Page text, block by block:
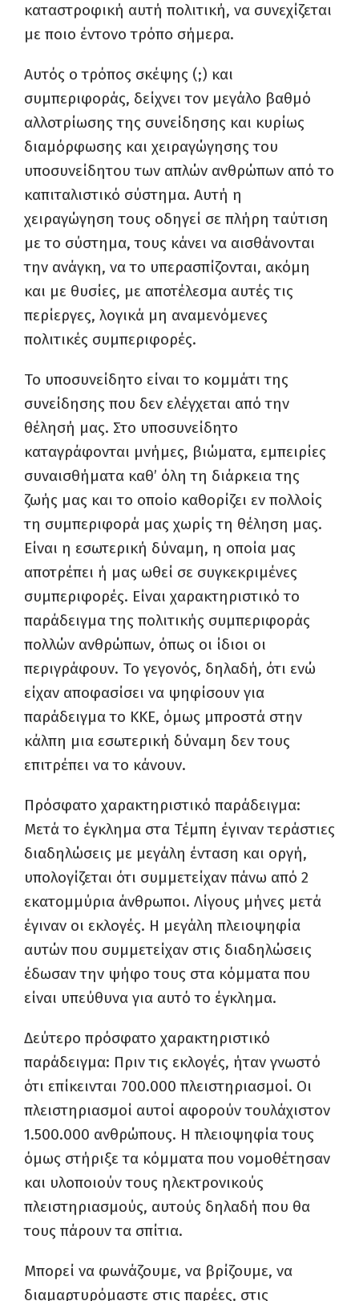
καταστροφική αυτή πολιτική, να συνεχίζεται
με ποιο έντονο τρόπο σήμερα.
Αυτός ο τρόπος σκέψης (;) και
συμπεριφοράς, δείχνει τον μεγάλο βαθμό
αλλοτρίωσης της συνείδησης και κυρίως
διαμόρφωσης και χειραγώγησης του
υποσυνείδητου των απλών ανθρώπων από το
καπιταλιστικό σύστημα. Αυτή η
χειραγώγηση τους οδηγεί σε πλήρη ταύτιση
με το σύστημα, τους κάνει να αισθάνονται
την ανάγκη, να το υπερασπίζονται, ακόμη
και με θυσίες, με αποτέλεσμα αυτές τις
περίεργες, λογικά μη αναμενόμενες
πολιτικές συμπεριφορές.
Το υποσυνείδητο είναι το κομμάτι της
συνείδησης που δεν ελέγχεται από την
θέλησή μας. Στο υποσυνείδητο
καταγράφονται μνήμες, βιώματα, εμπειρίες
συναισθήματα καθ’ όλη τη διάρκεια της
ζωής μας και το οποίο καθορίζει εν πολλοίς
τη συμπεριφορά μας χωρίς τη θέληση μας.
Είναι η εσωτερική δύναμη, η οποία μας
αποτρέπει ή μας ωθεί σε συγκεκριμένες
συμπεριφορές. Είναι χαρακτηριστικό το
παράδειγμα της πολιτικής συμπεριφοράς
πολλών ανθρώπων, όπως οι ίδιοι οι
περιγράφουν. Το γεγονός, δηλαδή, ότι ενώ
είχαν αποφασίσει να ψηφίσουν για
παράδειγμα το ΚΚΕ, όμως μπροστά στην
κάλπη μια εσωτερική δύναμη δεν τους
επιτρέπει να το κάνουν.
Πρόσφατο χαρακτηριστικό παράδειγμα:
Μετά το έγκλημα στα Τέμπη έγιναν τεράστιες
διαδηλώσεις με μεγάλη ένταση και οργή,
υπολογίζεται ότι συμμετείχαν πάνω από 2
εκατομμύρια άνθρωποι. Λίγους μήνες μετά
έγιναν οι εκλογές. Η μεγάλη πλειοψηφία
αυτών που συμμετείχαν στις διαδηλώσεις
έδωσαν την ψήφο τους στα κόμματα που
είναι υπεύθυνα για αυτό το έγκλημα.
Δεύτερο πρόσφατο χαρακτηριστικό
παράδειγμα: Πριν τις εκλογές, ήταν γνωστό
ότι επίκεινται 700.000 πλειστηριασμοί. Οι
πλειστηριασμοί αυτοί αφορούν τουλάχιστον
1.500.000 ανθρώπους. Η πλειοψηφία τους
όμως στήριξε τα κόμματα που νομοθέτησαν
και υλοποιούν τους ηλεκτρονικούς
πλειστηριασμούς, αυτούς δηλαδή που θα
τους πάρουν τα σπίτια.
Μπορεί να φωνάζουμε, να βρίζουμε, να
διαμαρτυρόμαστε στις παρέες, στις